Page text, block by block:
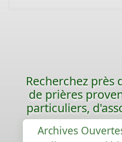
Recherchez près
de prières
particuliers,
Archives